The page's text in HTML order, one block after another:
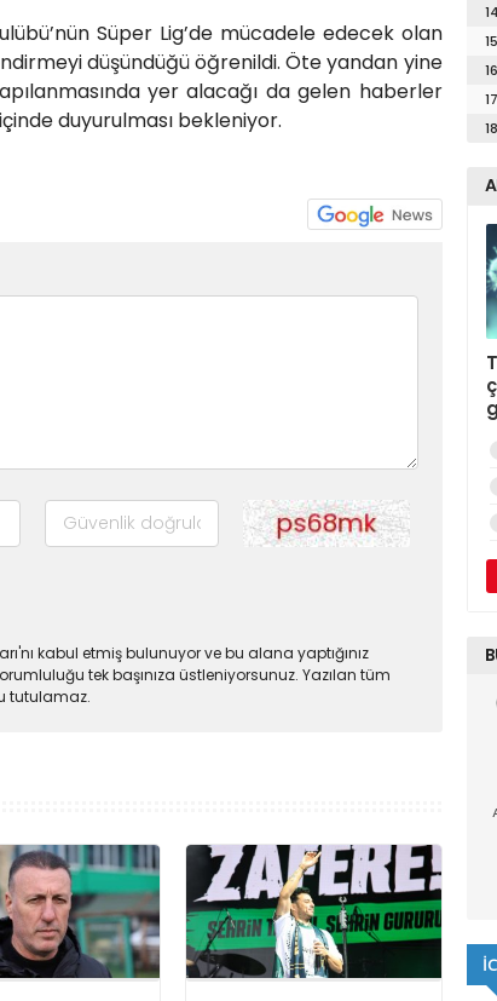
Süper Lig’de mücadele edecek olan
düşündüğü öğrenildi. Öte yandan yine
yer alacağı da gelen haberler
duyurulması bekleniyor.
kabul etmiş bulunuyor ve bu alana yaptığınız
tek başınıza üstleniyorsunuz. Yazılan tüm
tutulamaz.